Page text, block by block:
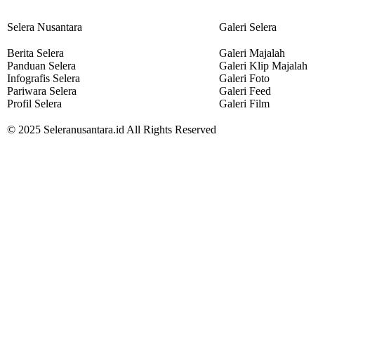
Selera Nusantara
Berita Selera
Panduan Selera
Infografis Selera
Pariwara Selera
Profil Selera
Galeri Selera
Galeri Majalah
Galeri Klip Majalah
Galeri Foto
Galeri Feed
Galeri Film
© 2025 Seleranusantara.id All Rights Reserved